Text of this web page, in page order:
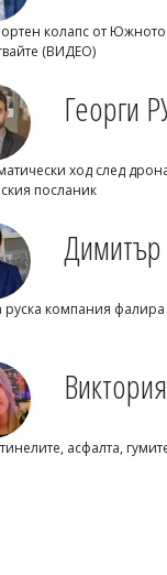
Мария
гората
Каква
колапс от
(ВИДЕО)
Георги
ход след
посланик
руска компания фалира
асфалта,